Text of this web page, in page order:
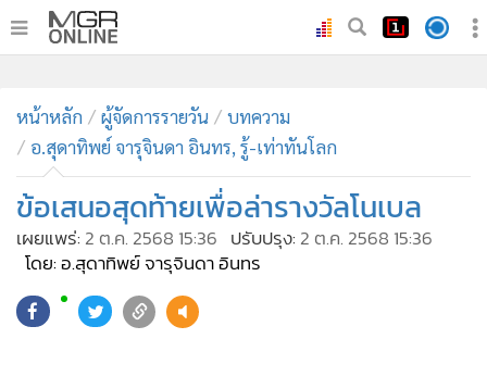
• ทันเหตุการณ์
• ภาคใต้
• ภูมิภาค
• Online Section
• บันเทิง
• คอลัมนิสต์
หน้าหลัก ผู้จัดการรายวัน
บทความ
อ.สุดาทิพย์ จารุจินดา อินทร, รู้-เท่าทันโลก
ข้อเสนอสุดท้ายเพื่อล่ารางวัลโนเบล
เผยแพร่: 2 ต.ค. 2568 15:36 ปรับปรุง: 2 ต.ค. 2568 15:36
โดย: อ.สุดาทิพย์ จารุจินดา อินทร